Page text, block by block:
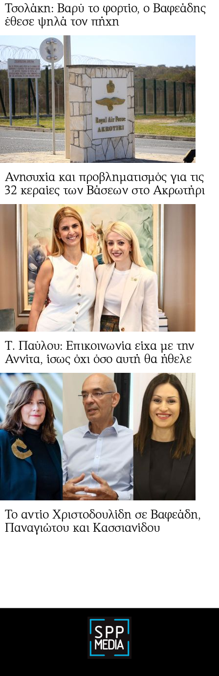
Τσολάκη: Βαρύ το φορτίο, ο Βαφεάδης
έθεσε ψηλά τον πήχη
Ανησυχία και προβληματισμός για τις
32 κεραίες των Βάσεων στο Ακρωτήρι
Τ. Παύλου: Επικοινωνία είχα με την
Αννίτα, ίσως όχι όσο αυτή θα ήθελε
Το αντίο Χριστοδουλίδη σε Βαφεάδη,
Παναγιώτου και Κασσιανίδου